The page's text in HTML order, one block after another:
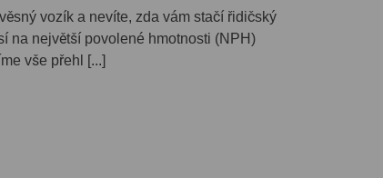
vozík a nevíte, zda vám stačí řidičský
na největší povolené hmotnosti (NPH)
vše přehl [...]